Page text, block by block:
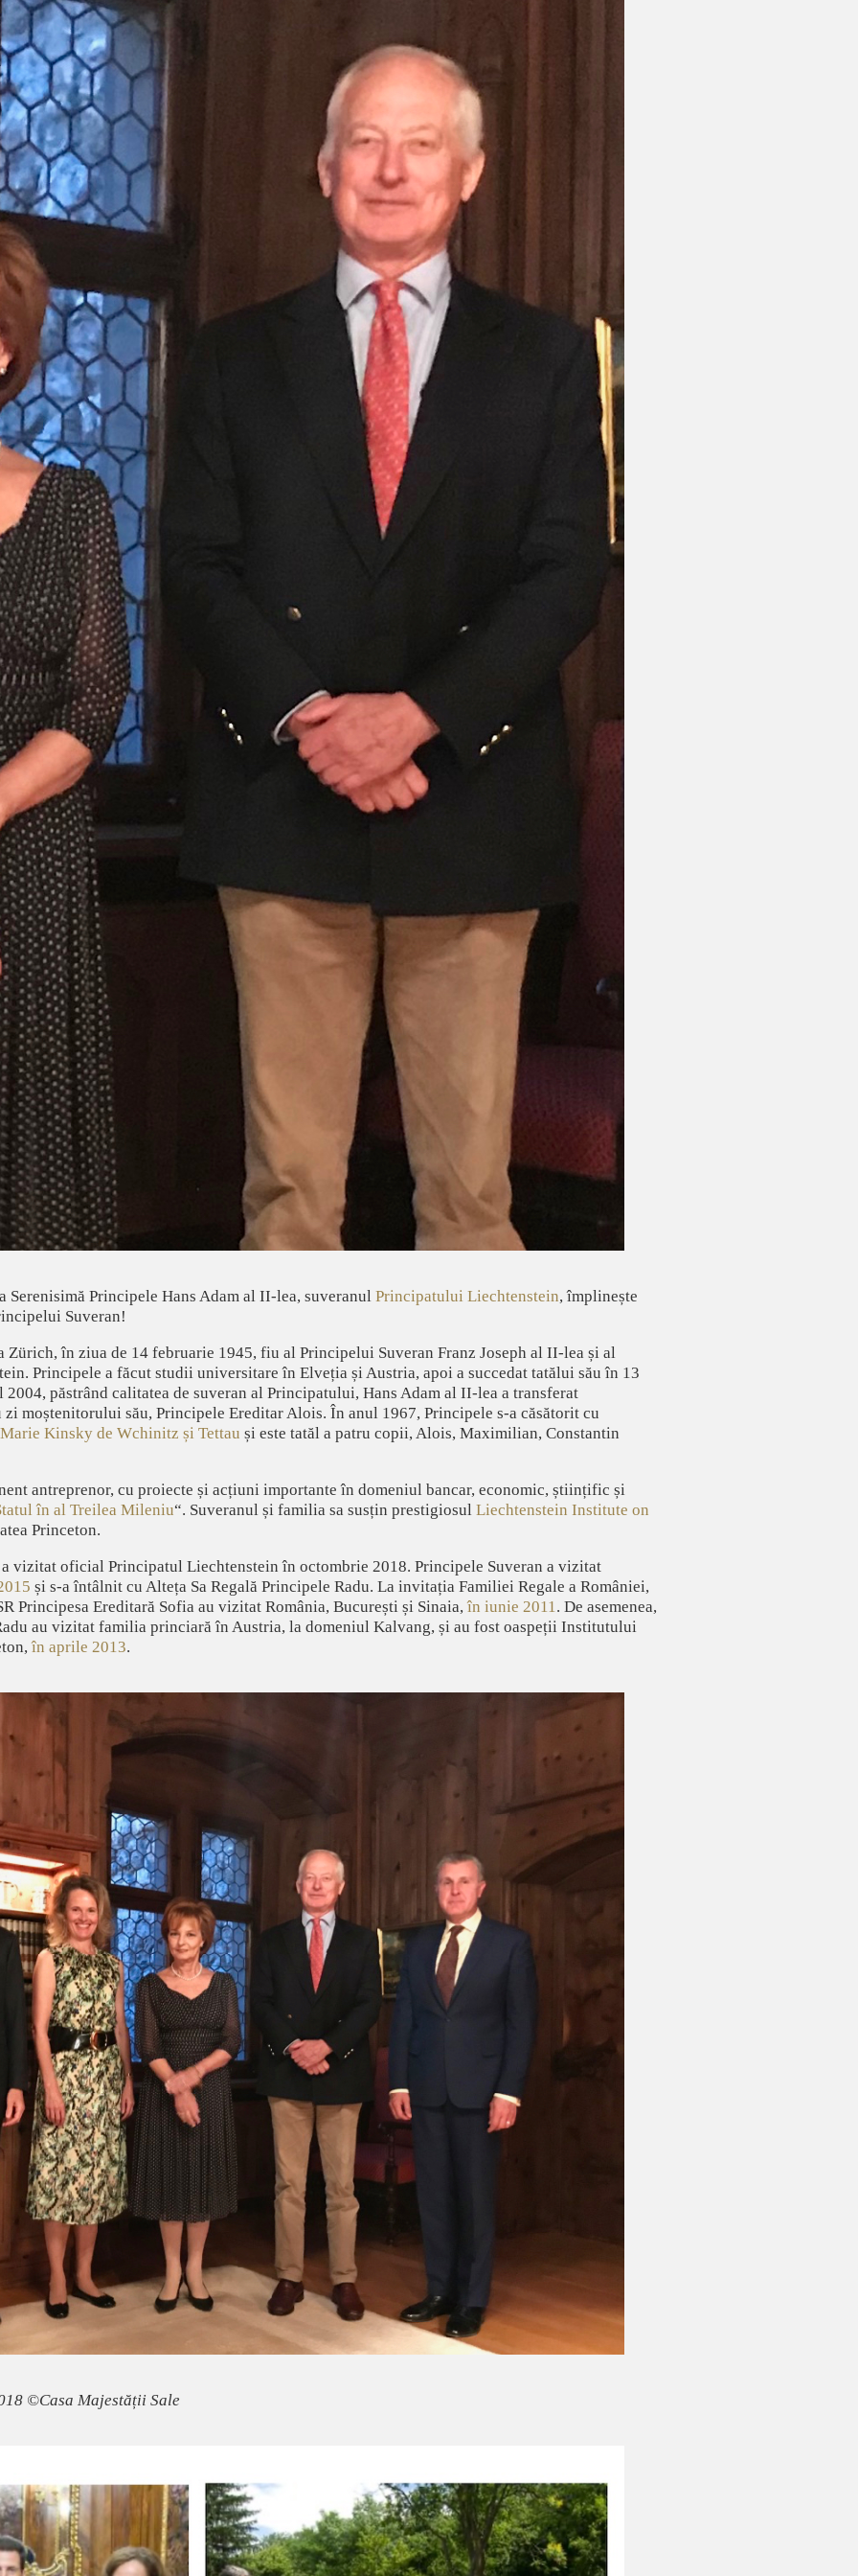
Serenisimă Principele Hans Adam al II-lea, suveranul Principatului Liechtenstein, împlinește
Suveran!
Zürich, în ziua de 14 februarie 1945, fiu al Principelui Suveran Franz Joseph al II-lea și al
Principele a făcut studii universitare în Elveția și Austria, apoi a succedat tatălui său în 13
păstrând calitatea de suveran al Principatului, Hans Adam al II-lea a transferat
moștenitorului său, Principele Ereditar Alois. În anul 1967, Principele s-a căsătorit cu
Kinsky de Wchinitz și Tettau și este tatăl a patru copii, Alois, Maximilian, Constantin
antreprenor, cu proiecte și acțiuni importante în domeniul bancar, economic, științific și
în al Treilea Mileniu“. Suveranul și familia sa susțin prestigiosul Liechtenstein Institute on
Princeton.
a vizitat oficial Principatul Liechtenstein în octombrie 2018. Principele Suveran a vizitat
și s-a întâlnit cu Alteța Sa Regală Principele Radu. La invitația Familiei Regale a României,
Principesa Ereditară Sofia au vizitat România, București și Sinaia,în iunie 2011 . De asemenea,
au vizitat familia princiară în Austria, la domeniul Kalvang, și au fost oaspeții Institutului
în aprile 2013.
©Casa Majestății Sale